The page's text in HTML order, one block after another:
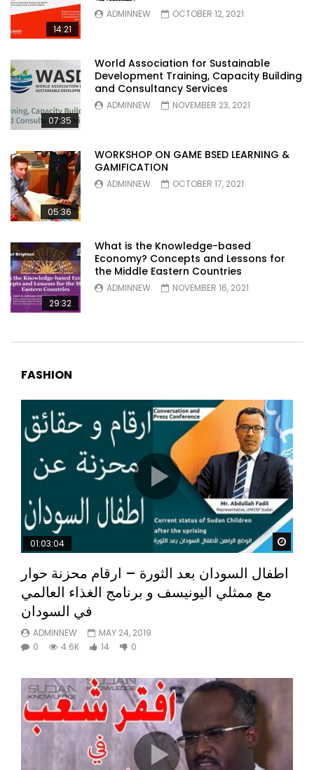
14:21
ADMINNEW OCTOBER 12, 2021
07:35
World Association for Sustainable
Development Training, Capacity Building
and Consultancy Services
ADMINNEW NOVEMBER 23, 2021
05:36
WORKSHOP ON GAME BSED LEARNING &
GAMIFICATION
ADMINNEW OCTOBER 17, 2021
29:32
What is the Knowledge-based
Economy? Concepts and Lessons for
the Middle Eastern Countries
ADMINNEW NOVEMBER 16, 2021
FASHION
01:03:04
اطفال السودان بعد الثورة – ارقام محزنة حوار
مع ممثلي اليونيسف و برنامج الغذاء العالمي
في السودان
ADMINNEW
MAY 24, 2019
0
4.6K 14 0